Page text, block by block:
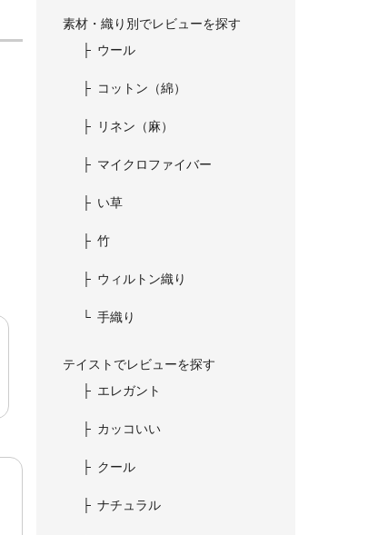
素材・織り別でレビューを探す
ウール
コットン（綿）
リネン（麻）
マイクロファイバー
い草
竹
ウィルトン織り
手織り
テイストでレビューを探す
エレガント
カッコいい
クール
ナチュラル